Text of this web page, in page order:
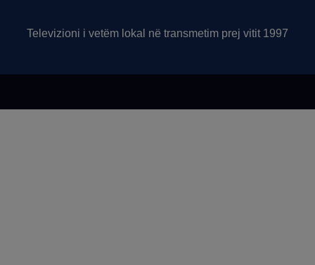
Televizioni i vetëm lokal në transmetim prej vitit 1997